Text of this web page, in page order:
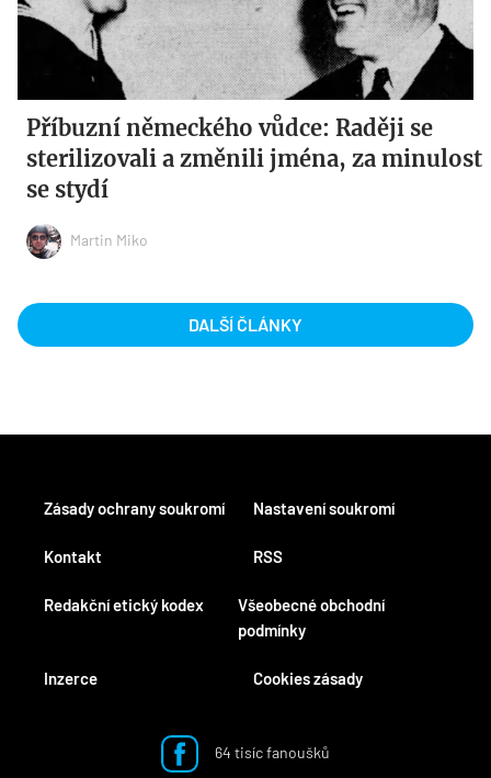
Příbuzní německého vůdce: Raději se
sterilizovali a změnili jména, za minulost
se stydí
Martin Miko
DALŠÍ ČLÁNKY
Kontakt
Redakční etický kodex
Inzerce
RSS
Všeobecné obchodní
podmínky
Cookies zásady
Zásady ochrany soukromí Nastavení soukromí
64 tisíc fanoušků